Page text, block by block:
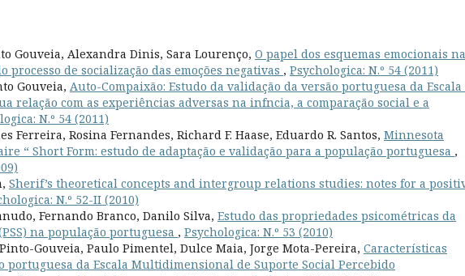
Gouveia, Alexandra Dinis, Sara Lourenço, O papel dos esquemas emocionais na
processo de socialização das emoções negativas , Psychologica: N.º 54 (2011)
Gouveia, Auto-Compaixão: Estudo da validação da versão portuguesa da Escala
relação com as experiências adversas na infncia, a comparação social e a
N.º 54 (2011)
Ferreira, Rosina Fernandes, Richard F. Haase, Eduardo R. Santos, Minnesota
“ Short Form: estudo de adaptação e validação para a população portuguesa ,
Sherif’s theoretical concepts and intergroup relations studies: notes for a
N.º 52-II (2010)
Fernando Branco, Danilo Silva, Estudo das propriedades psicométricas da
na população portuguesa , Psychologica: N.º 53 (2010)
Gouveia, Paulo Pimentel, Dulce Maia, Jorge Mota-Pereira, Características
portuguesa da Escala Multidimensional de Suporte Social Percebido